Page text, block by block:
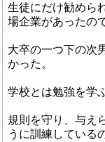
生徒にだけ勧めら
場企業があったの
大卒の一つ下の次
かった。
学校とは勉強を学
規則を守り、与え
うに訓練している